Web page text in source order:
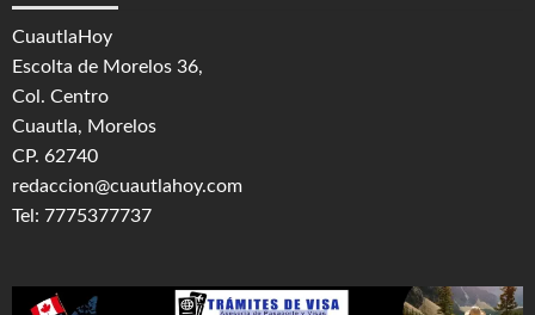
CuautlaHoy
Escolta de Morelos 36,
Col. Centro
Cuautla, Morelos
CP. 62740
redaccion@cuautlahoy.com
Tel: 7775377737